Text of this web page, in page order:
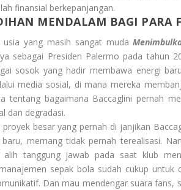
finansial berkepanjangan.
MENDALAM BAGI PARA
usia yang masih sangat muda
sebagai Presiden Palermo pada tahun
sosok yang hadir membawa energi
media sosial, di mana mereka
tentang bagaimana Baccaglini pernah
dan degradasi.
besar yang pernah di janjikan
memang tidak pernah terealisasi.
tanggung jawab pada saat klub
sepak bola sudah cukup untuk
Dan mau mendengar suara fans,